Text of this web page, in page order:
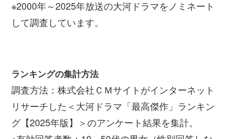
※2000年～2025年放送の大河ドラマをノミネート
して調査しています。
ランキングの集計方法
調査方法：株式会社ＣＭサイトがインターネット
リサーチした＜大河ドラマ「最高傑作」ランキン
グ【2025年版】＞のアンケート結果を集計。